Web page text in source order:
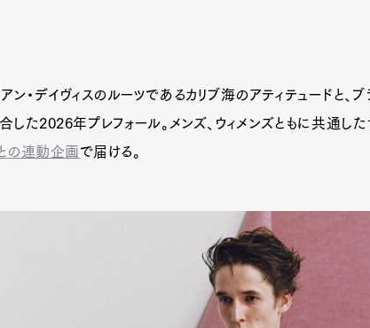
アン・デイヴィスのルーツであるカリブ海のアティテュードと
した2026年プレフォール。メンズ、ウィメンズともに共通し
の連動企画で届ける。